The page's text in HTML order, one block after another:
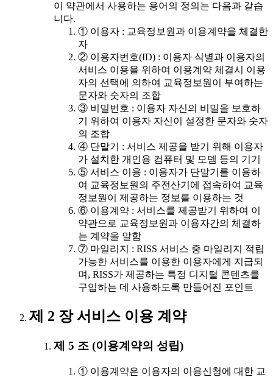
이 약관에서 사용하는 용어의 정의는 다음과 같습
니다.
① 이용자 : 교육정보원과 이용계약을 체결한
자
② 이용자번호(ID) : 이용자 식별과 이용자의
서비스 이용을 위하여 이용계약 체결시 이용
자의 선택에 의하여 교육정보원이 부여하는
문자와 숫자의 조합
③ 비밀번호 : 이용자 자신의 비밀을 보호하
기 위하여 이용자 자신이 설정한 문자와 숫자
의 조합
④ 단말기 : 서비스 제공을 받기 위해 이용자
가 설치한 개인용 컴퓨터 및 모뎀 등의 기기
⑤ 서비스 이용 : 이용자가 단말기를 이용하
여 교육정보원의 주전산기에 접속하여 교육
정보원이 제공하는 정보를 이용하는 것
⑥ 이용계약 : 서비스를 제공받기 위하여 이
약관으로 교육정보원과 이용자간의 체결하
는 계약을 말함
⑦ 마일리지 : RISS 서비스 중 마일리지 적립
가능한 서비스를 이용한 이용자에게 지급되
며, RISS가 제공하는 특정 디지털 콘텐츠를
구입하는 데 사용하도록 만들어진 포인트
제 2 장 서비스 이용 계약
제 5 조 (이용계약의 성립)
① 이용계약은 이용자의 이용신청에 대한 교